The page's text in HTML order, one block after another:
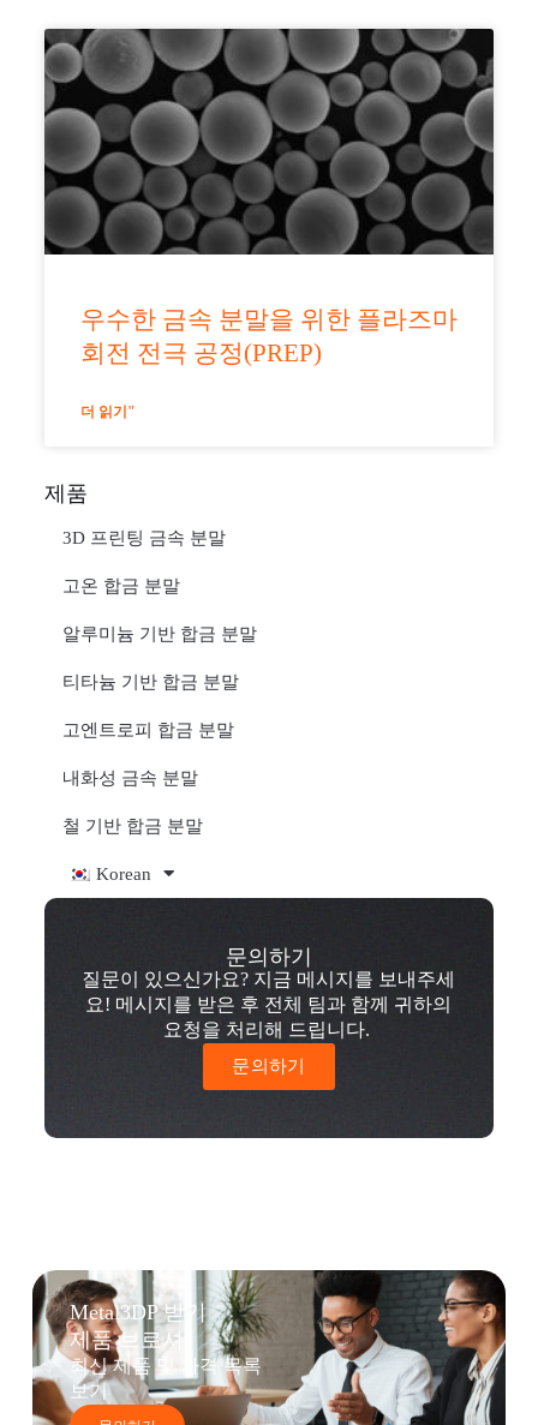
우수한 금속 분말을 위한 플라즈마
회전 전극 공정(PREP)
더 읽기"
제품
3D 프린팅 금속 분말
고온 합금 분말
알루미늄 기반 합금 분말
티타늄 기반 합금 분말
고엔트로피 합금 분말
내화성 금속 분말
철 기반 합금 분말
Korean
문의하기
질문이 있으신가요? 지금 메시지를 보내주세
요! 메시지를 받은 후 전체 팀과 함께 귀하의
요청을 처리해 드립니다.
문의하기
Metal3DP 받기
제품 브로셔
최신 제품 및 가격 목록
보기